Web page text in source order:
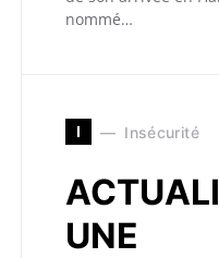
nommé…
I Insécurité
UNE